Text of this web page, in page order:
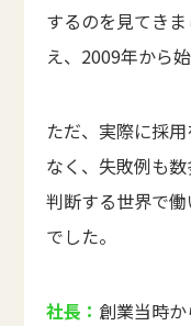
するのを見てき
え、2009年から
ただ、実際に採
なく、失敗例も
判断する世界で
でした。
社長： 創業当時